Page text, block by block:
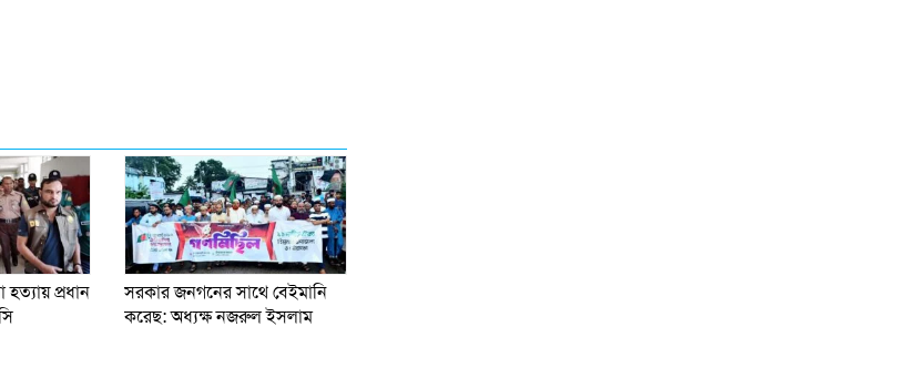
হত্যায় প্রধান
সরকার জনগনের সাথে বেইমানি
করেছ: অধ্যক্ষ নজরুল ইসলাম